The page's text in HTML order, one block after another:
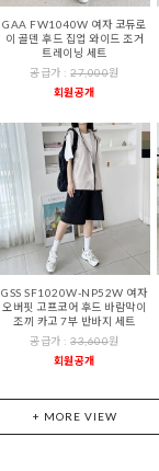
GAA FW1040W 여자 코듀로
이 골덴 후드 집업 와이드 조거
트레이닝 세트
공급가 :27,000원
회원공개
GSS SF1020W-NP52W 여자
오버핏 고프코어 후드 바람막이
조끼 카고 7부 반바지 세트
공급가 :33,600원
회원공개
+ MORE VIEW